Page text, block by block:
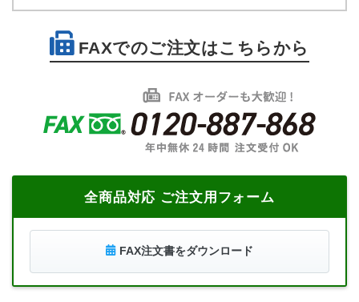
FAXでのご注文はこちらから
全商品対応 ご注文用フォーム
FAX注文書をダウンロード